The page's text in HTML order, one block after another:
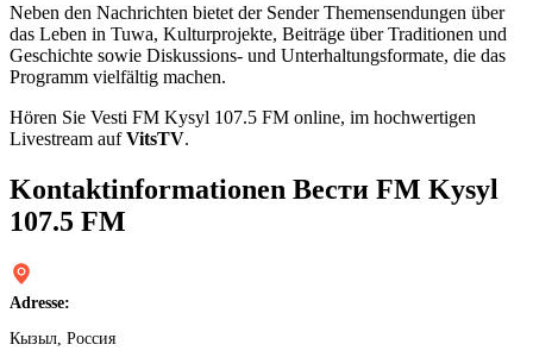
Neben den Nachrichten bietet der Sender Themensendungen über
das Leben in Tuwa, Kulturprojekte, Beiträge über Traditionen und
Geschichte sowie Diskussions- und Unterhaltungsformate, die das
Programm vielfältig machen.
Hören Sie Vesti FM Kysyl 107.5 FM online, im hochwertigen
Livestream aufVitsTV.
Kontaktinformationen Вести FM Kysyl
107.5 FM
Adresse:
Кызыл, Россия